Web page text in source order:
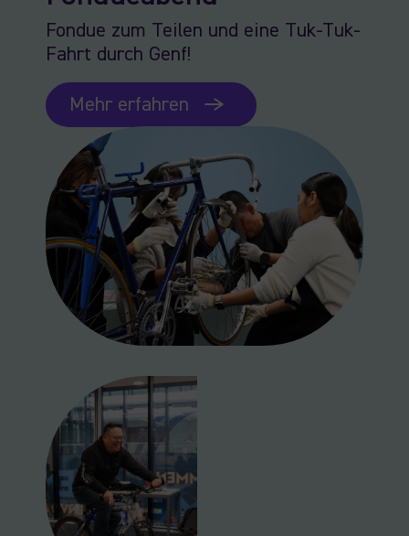
Fondue zum Teilen und eine Tuk-Tuk-
Fahrt durch Genf!
Mehr erfahren